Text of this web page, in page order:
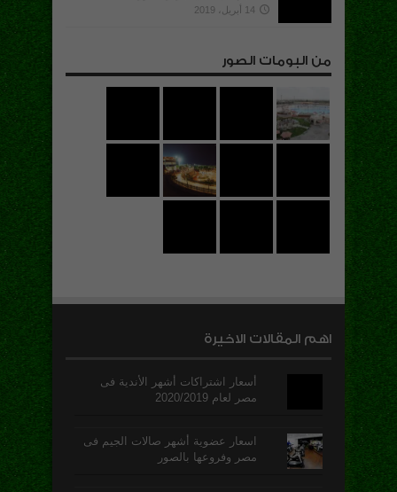
14 أبريل، 2019
من البومات الصور
اهم المقالات الاخيرة
أسعار اشتراكات أشهر الأندية فى
مصر لعام 2020/2019
اسعار عضوية أشهر صالات الجيم فى
مصر وفروعها بالصور